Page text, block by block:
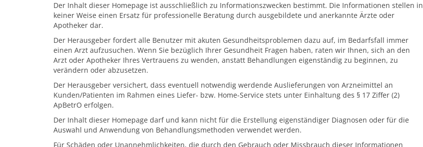
Der Inhalt dieser Homepage ist ausschließlich zu Informationszwecken bestimmt. Die Informationen stellen in
keiner Weise einen Ersatz für professionelle Beratung durch ausgebildete und anerkannte Ärzte oder
Apotheker dar.
Der Herausgeber fordert alle Benutzer mit akuten Gesundheitsproblemen dazu auf, im Bedarfsfall immer
einen Arzt aufzusuchen. Wenn Sie bezüglich Ihrer Gesundheit Fragen haben, raten wir Ihnen, sich an den
Arzt oder Apotheker Ihres Vertrauens zu wenden, anstatt Behandlungen eigenständig zu beginnen, zu
verändern oder abzusetzen.
Der Herausgeber versichert, dass eventuell notwendig werdende Auslieferungen von Arzneimittel an
Kunden/Patienten im Rahmen eines Liefer- bzw. Home-Service stets unter Einhaltung des § 17 Ziffer (2)
ApBetrO erfolgen.
Der Inhalt dieser Homepage darf und kann nicht für die Erstellung eigenständiger Diagnosen oder für die
Auswahl und Anwendung von Behandlungsmethoden verwendet werden.
Für Schäden oder Unannehmlichkeiten, die durch den Gebrauch oder Missbrauch dieser Informationen